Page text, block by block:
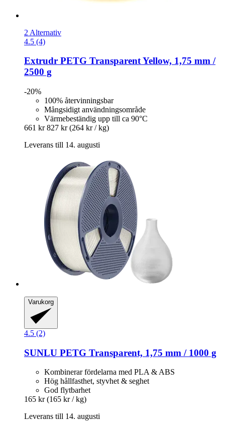
2 Alternativ
4.5 (4)
Extrudr PETG Transparent Yellow, 1,75 mm /
2500 g
-20%
100% återvinningsbar
Mångsidigt användningsområde
Värmebeständig upp till ca 90°C
661 kr 827 kr (264 kr / kg)
Leverans till 14. augusti
Varukorg
4.5 (2)
SUNLU PETG Transparent, 1,75 mm / 1000 g
Kombinerar fördelarna med PLA & ABS
Hög hållfasthet, styvhet & seghet
God flytbarhet
165 kr (165 kr / kg)
Leverans till 14. augusti